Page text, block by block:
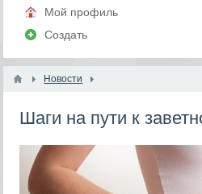
Мой профиль
Создать
Новости
Шаги на пути к